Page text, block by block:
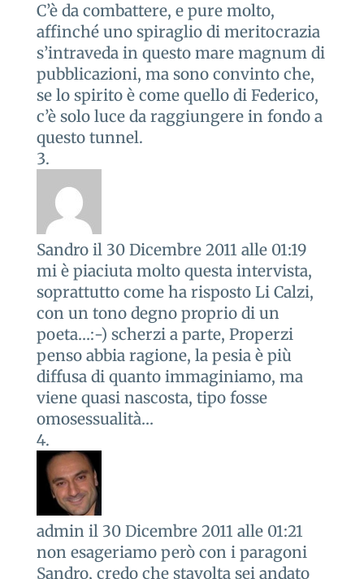
C’è da combattere, e pure molto,
affinché uno spiraglio di meritocrazia
s’intraveda in questo mare magnum di
pubblicazioni, ma sono convinto che,
se lo spirito è come quello di Federico,
c’è solo luce da raggiungere in fondo a
questo tunnel.
Sandro il 30 Dicembre 2011 alle 01:19
mi è piaciuta molto questa intervista,
soprattutto come ha risposto Li Calzi,
con un tono degno proprio di un
poeta…:-) scherzi a parte, Properzi
penso abbia ragione, la pesia è più
diffusa di quanto immaginiamo, ma
viene quasi nascosta, tipo fosse
omosessualità…
admin il 30 Dicembre 2011 alle 01:21
non esageriamo però con i paragoni
Sandro, credo che stavolta sei andato